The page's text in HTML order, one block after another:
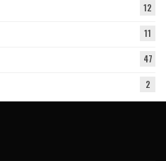
12
11
47
2